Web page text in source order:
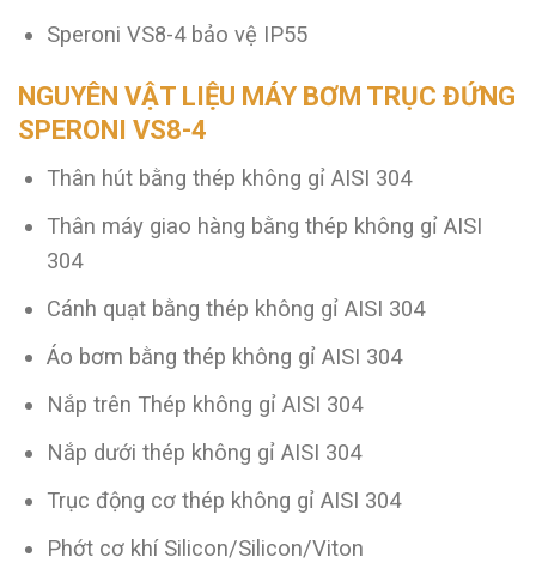
Speroni VS8-4 bảo vệ IP55
NGUYÊN VẬT LIỆU MÁY BƠM TRỤC ĐỨNG
SPERONI VS8-4
Thân hút bằng thép không gỉ AISI 304
Thân máy giao hàng bằng thép không gỉ AISI
304
Cánh quạt bằng thép không gỉ AISI 304
Áo bơm bằng thép không gỉ AISI 304
Nắp trên Thép không gỉ AISI 304
Nắp dưới thép không gỉ AISI 304
Trục động cơ thép không gỉ AISI 304
Phớt cơ khí Silicon/Silicon/Viton